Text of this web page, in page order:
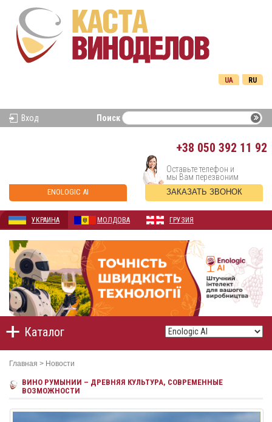
RU
UA
Вход Поиск
+38 050 392 11 92
ENOLOGIC AI
Оставьте телефон и
мы Вам перезвоним
ЗАКАЗАТЬ ЗВОНОК
УКРАИНА МОЛДОВА ГРУЗИЯ
Каталог
Главная > Новости
ВИНО РУМЫНИИ – ДРЕВНЯЯ КУЛЬТУРА, СОВРЕМЕННЫЕ
ВОЗМОЖНОСТИ